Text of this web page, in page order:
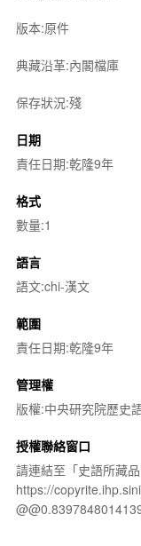
版本:原件
典藏沿革:內閣檔庫
保存狀況:殘
日期
責任日期:乾隆9年
格式
數量:1
語言
語文:chi-漢文
範圍
責任日期:乾隆9年
管理權
版權:中央研究院歷史
授權聯絡窗口
請連結至「史語所藏
https://